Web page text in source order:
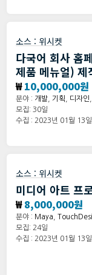
소스 : 위시켓
다국어 회사 홈
제품 메뉴얼) 제
₩10,000,000원
분야 : 개발 기획 디자인
모집: 30일
수집 : 2023년 01월 13일
소스 : 위시켓
미디어 아트 프
₩8,000,000원
분야 : Maya
모집: 24일
수집 : 2023년 01월 13일